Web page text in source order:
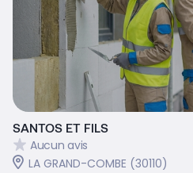
SANTOS ET FILS
Aucun avis
LA GRAND-COMBE (30110)